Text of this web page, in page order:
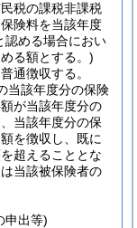
税の課税非課税
険料を当該年度
認める場合におい
る額とする。)
通徴収する。
当該年度分の保険
が当該年度分の
当該年度分の保
を徴収し、既に
超えることとな
当該被保険者の
申出等)